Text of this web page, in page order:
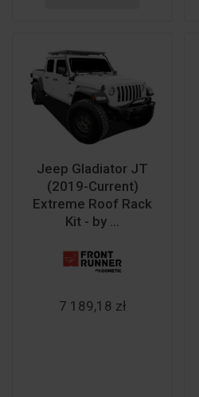
Jeep Gladiator JT
(2019-Current)
Extreme Roof Rack
Kit - by ...
7 189,18 zł